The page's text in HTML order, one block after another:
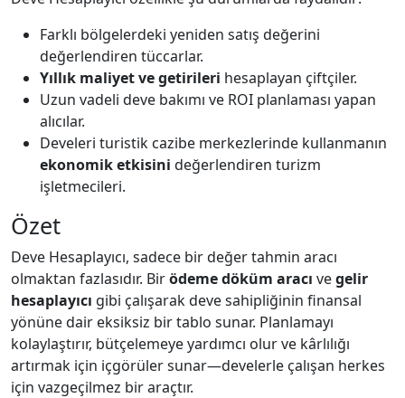
Farklı bölgelerdeki yeniden satış değerini
değerlendiren tüccarlar.
Yıllık maliyet ve getirileri hesaplayan çiftçiler.
Uzun vadeli deve bakımı ve ROI planlaması yapan
alıcılar.
Develeri turistik cazibe merkezlerinde kullanmanın
ekonomik etkisini değerlendiren turizm
işletmecileri.
Özet
Deve Hesaplayıcı, sadece bir değer tahmin aracı
olmaktan fazlasıdır. Birödeme döküm aracı vegelir
hesaplayıcı gibi çalışarak deve sahipliğinin finansal
yönüne dair eksiksiz bir tablo sunar. Planlamayı
kolaylaştırır, bütçelemeye yardımcı olur ve kârlılığı
artırmak için içgörüler sunar—develerle çalışan herkes
için vazgeçilmez bir araçtır.